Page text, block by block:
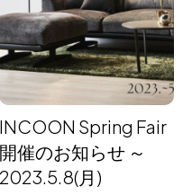
INCOON Spring Fair
開催のお知らせ ～
2023.5.8(月)